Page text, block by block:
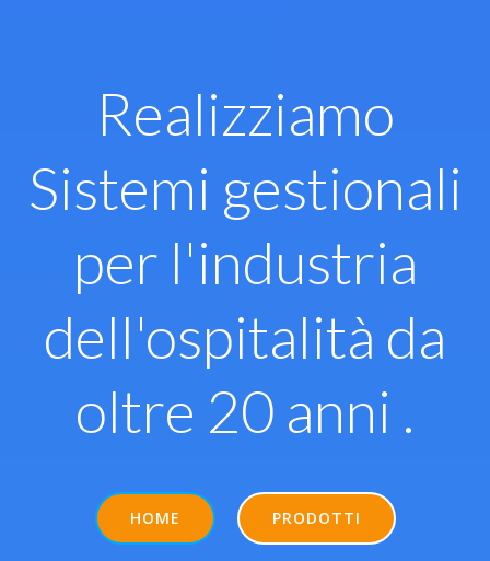
Realizziamo
Sistemi gestionali
per l'industria
dell'ospitalità da
oltre 20 anni .
HOME PRODOTTI